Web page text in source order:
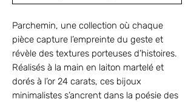
Parchemin, une collection où chaque
pièce capture l’empreinte du geste et
révèle des textures porteuses d’histoires.
Réalisés à la main en laiton martelé et
dorés à l’or 24 carats, ces bijoux
minimalistes s’ancrent dans la poésie des